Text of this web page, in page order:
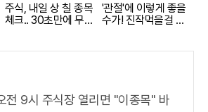
주식, 내일 상 칠 종목
체크.. 30초만에 무료
'관절'에 이렇게 좋을
수가! 진작먹을걸 그
전 9시 주식장 열리면 "이종목" 바